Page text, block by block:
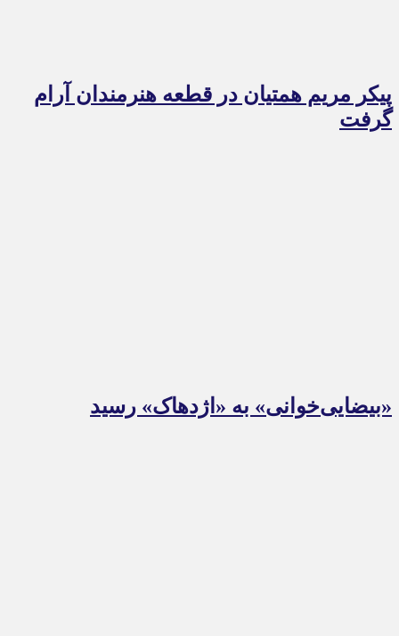
پیکر مریم همتیان در قطعه هنرمندان آرام
گرفت
«بیضایی‌خوانی» به «اژدهاک» رسید